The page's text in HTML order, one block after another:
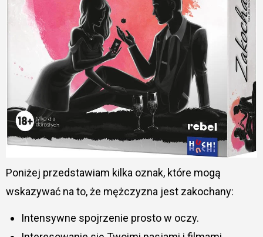
Poniżej przedstawiam kilka oznak, które mogą
wskazywać na to, że mężczyzna jest zakochany:
Intensywne spojrzenie prosto w oczy.